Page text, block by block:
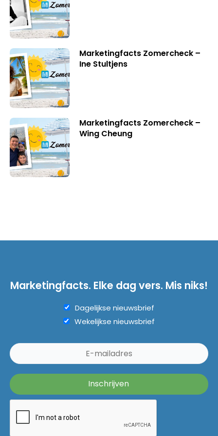
Marketingfacts Zomercheck –
Ine Stultjens
Marketingfacts Zomercheck –
Wing Cheung
Marketingfacts. Elke dag vers. Mis niks!
Dagelijkse nieuwsbrief
Wekelijkse nieuwsbrief